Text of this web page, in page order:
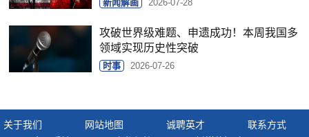
新闻解画 2026-07-28
攻破世界级难题、申遗成功！本周我国多
领域实现历史性突破
时事 2026-07-26
关于我们 网站地图 诚聘英才
联系方式